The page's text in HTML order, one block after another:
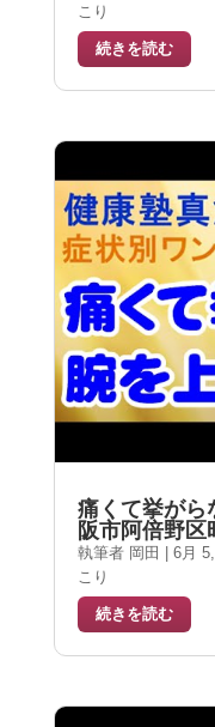
こり
続きを読む
痛くて挙が
阪市阿倍野区
執筆者 岡田 | 6月
こり
続きを読む